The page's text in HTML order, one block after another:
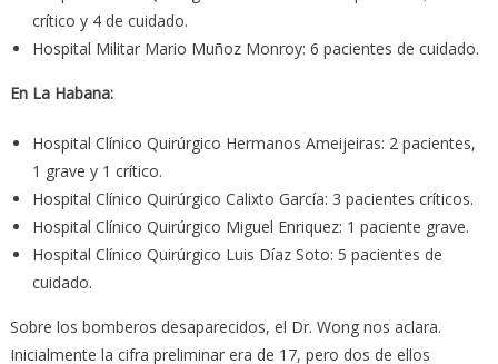
crítico y 4 de cuidado.
Hospital Militar Mario Muñoz Monroy: 6 pacientes de cuidado.
En La Habana:
Hospital Clínico Quirúrgico Hermanos Ameijeiras: 2 pacientes,
1 grave y 1 crítico.
Hospital Clínico Quirúrgico Calixto García: 3 pacientes críticos.
Hospital Clínico Quirúrgico Miguel Enriquez: 1 paciente grave.
Hospital Clínico Quirúrgico Luis Díaz Soto: 5 pacientes de
cuidado.
Sobre los bomberos desaparecidos, el Dr. Wong nos aclara.
Inicialmente la cifra preliminar era de 17, pero dos de ellos